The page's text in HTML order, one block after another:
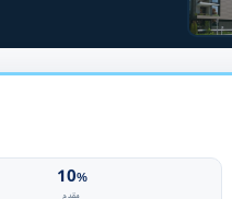
10%
مقدم